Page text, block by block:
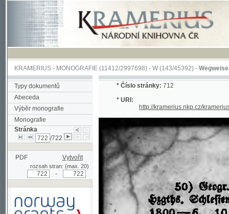
KRAMERIUS-MONOGRAFIE(11412/2997698) -W (143/45392)-Wegweiser durch
Typy dokumentů
Abeceda
Výběr monografie
Monografie
Stránka
/722
PDF Vytvořit
rozsah stran: (max. 20)
http://kramerius.nkp.cz/kramerius/